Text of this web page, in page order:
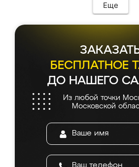
Еще
БЕСПЛАТНОЕ
ДО НАШЕГО
Из любой точки
Московской